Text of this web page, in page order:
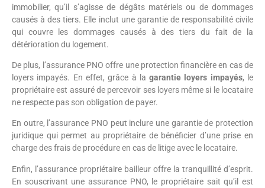
immobilier, qu’il s’agisse de dégâts matériels ou de dommages
causés à des tiers. Elle inclut une garantie de responsabilité civile
qui couvre les dommages causés à des tiers du fait de la
détérioration du logement.
De plus, l’assurance PNO offre une protection financière en cas de
loyers impayés. En effet, grâce à lagarantie loyers impayés, le
propriétaire est assuré de percevoir ses loyers même si le locataire
ne respecte pas son obligation de payer.
En outre, l’assurance PNO peut inclure une garantie de protection
juridique qui permet au propriétaire de bénéficier d’une prise en
charge des frais de procédure en cas de litige avec le locataire.
Enfin, l’assurance propriétaire bailleur offre la tranquillité d’esprit.
En souscrivant une assurance PNO, le propriétaire sait qu’il est